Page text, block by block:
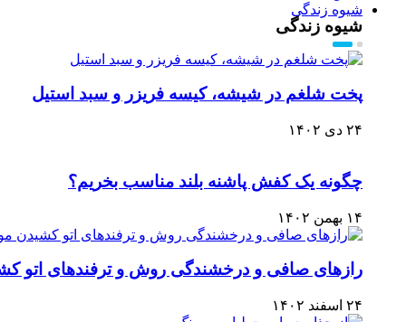
شیوه زندگی
شیوه زندگی
پخت شلغم در شیشه، کیسه فریزر و سبد استیل
۲۴ دی ۱۴۰۲
چگونه یک کفش پاشنه بلند مناسب بخریم؟
۱۴ بهمن ۱۴۰۲
رازهای صافی و درخشندگی روش و ترفندهای اتو
۲۴ اسفند ۱۴۰۲